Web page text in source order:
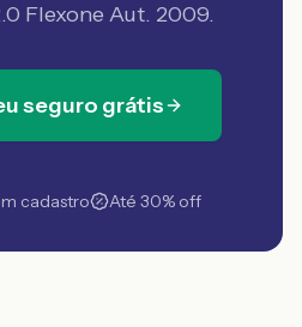
Flexone Aut. 2009.
seguro grátis
cadastro Até 30% off